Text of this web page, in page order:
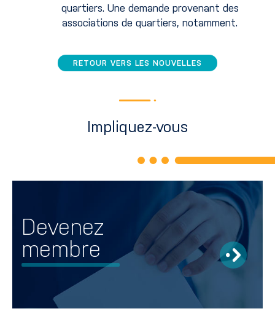
quartiers. Une demande provenant des
associations de quartiers, notamment.
RETOUR VERS LES NOUVELLES
Impliquez-vous
Devenez
membre